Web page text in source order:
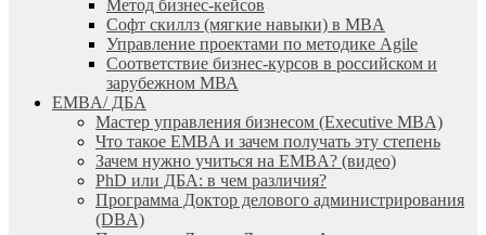
Метод бизнес-кейсов
Софт скиллз (мягкие навыки) в MBA
Управление проектами по методике Agile
Соответствие бизнес-курсов в российском и
зарубежном МВА
EMBA/ ДБA
Мастер управления бизнесом (Executive MBA)
Что такое EMBA и зачем получать эту степень
Зачем нужно учиться на EMBA? (видео)
PhD или ДБА: в чем различия?
Программа Доктор делового администрирования
(DBА)